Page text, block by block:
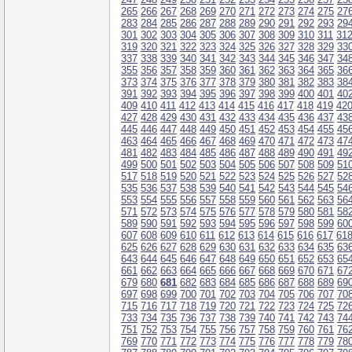
265 266 267 268 269 270 271 272 273 274 275
283 284 285 286 287 288 289 290 291 292 293
301 302 303 304 305 306 307 308 309 310 311 312
319 320 321 322 323 324 325 326 327 328 329
337 338 339 340 341 342 343 344 345 346 347
355 356 357 358 359 360 361 362 363 364 365
373 374 375 376 377 378 379 380 381 382 383
391 392 393 394 395 396 397 398 399 400 401
409 410 411 412 413 414 415 416 417 418 419 420
427 428 429 430 431 432 433 434 435 436 437
445 446 447 448 449 450 451 452 453 454 455
463 464 465 466 467 468 469 470 471 472 473
481 482 483 484 485 486 487 488 489 490 491
499 500 501 502 503 504 505 506 507 508 509
517 518 519 520 521 522 523 524 525 526 527
535 536 537 538 539 540 541 542 543 544 545
553 554 555 556 557 558 559 560 561 562 563
571 572 573 574 575 576 577 578 579 580 581
589 590 591 592 593 594 595 596 597 598 599
607 608 609 610 611 612 613 614 615 616 617 618
625 626 627 628 629 630 631 632 633 634 635
643 644 645 646 647 648 649 650 651 652 653
661 662 663 664 665 666 667 668 669 670 671
679 680 681 682 683 684 685 686 687 688 689
697 698 699 700 701 702 703 704 705 706 707
715 716 717 718 719 720 721 722 723 724 725
733 734 735 736 737 738 739 740 741 742 743
751 752 753 754 755 756 757 758 759 760 761
769 770 771 772 773 774 775 776 777 778 779